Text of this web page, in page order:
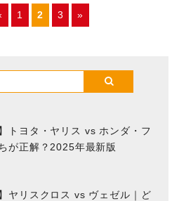
1 2 3 »
トヨタ・ヤリス vs ホンダ・フ
が正解？2025年最新版
ヤリスクロス vs ヴェゼル｜ど